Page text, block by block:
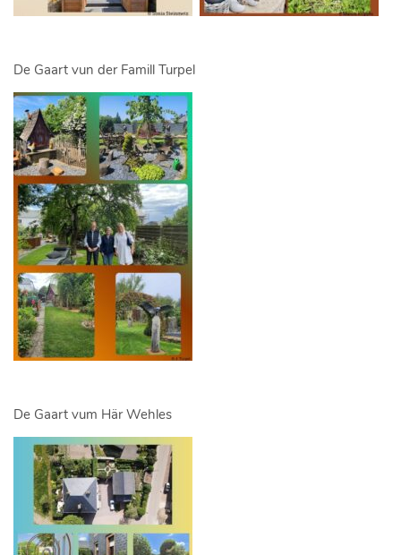
De Gaart vun der Famill Turpel
De Gaart vum Här Wehles